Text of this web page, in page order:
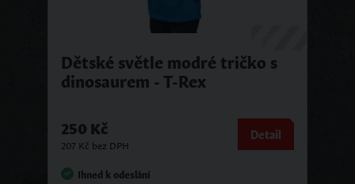
Dětské světle modré tričko s
dinosaurem - T-Rex
250 Kč
207 Kč bez DPH
Detail
Ihned k odeslání